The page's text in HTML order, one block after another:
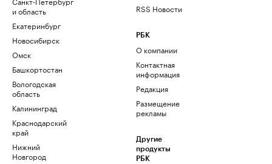
и область
Екатеринбург
Новосибирск
Омск
Башкортостан
Вологодская
область
Калининград
Краснодарский
край
Нижний
Новгород
RSS Новости
РБК
О компании
Контактная
информация
Редакция
Размещение
рекламы
Другие
продукты
РБК